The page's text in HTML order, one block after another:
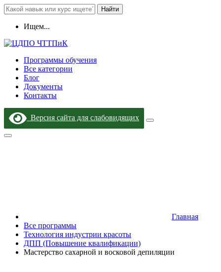
Найти
Ищем...
Программы обучения
Все категории
Блог
Документы
Контакты
Версия сайта для слабовидящих
Главная
Все программы
Технология индустрии красоты
ДПП (Повышение квалификации)
Мастерство сахарной и восковой депиляции